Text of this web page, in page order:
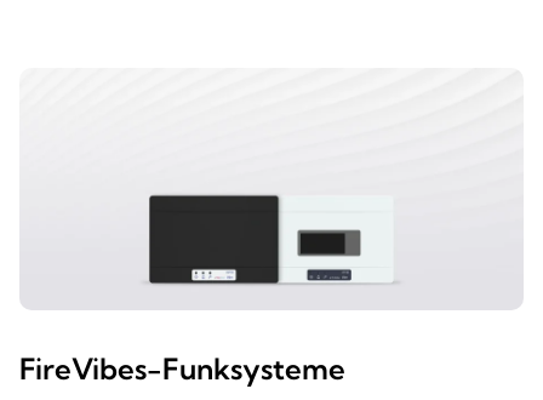
FireVibes-Funksysteme